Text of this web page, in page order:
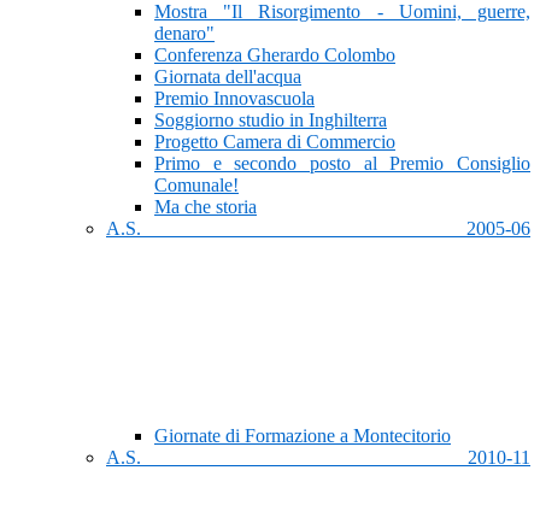
Mostra "Il Risorgimento - Uomini, guerre,
denaro"
Conferenza Gherardo Colombo
Giornata dell'acqua
Premio Innovascuola
Soggiorno studio in Inghilterra
Progetto Camera di Commercio
Primo e secondo posto al Premio Consiglio
Comunale!
Ma che storia
A.S. 2005-06
Giornate di Formazione a Montecitorio
A.S. 2010-11